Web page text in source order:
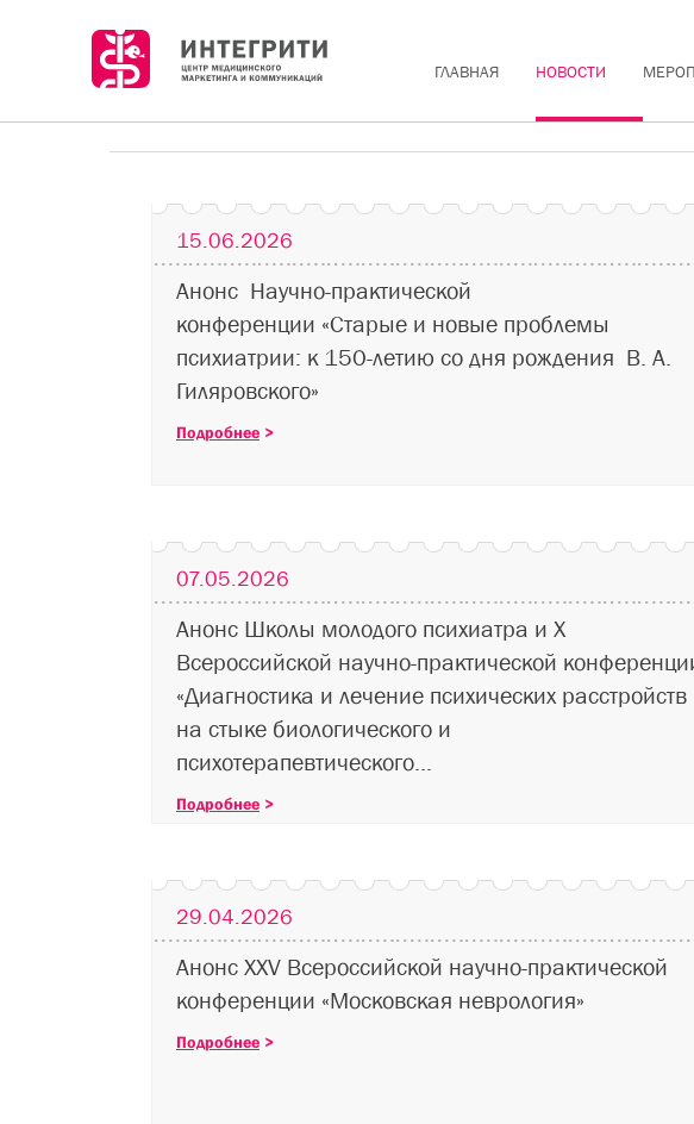
ГЛАВНАЯ НОВОСТИ
15.06.2026
Анонс Научно-практической
конференции «Старые и новые проблемы
психиатрии: к 150-летию со дня рождения В. А.
Гиляровского»
Подробнее >
07.05.2026
Анонс Школы молодого психиатра и X
Всероссийской научно-практической
«Диагностика и лечение психических расстройств
на стыке биологического и
психотерапевтического...
Подробнее >
29.04.2026
Анонс XXV Всероссийской научно-практической
конференции «Московская неврология»
Подробнее >